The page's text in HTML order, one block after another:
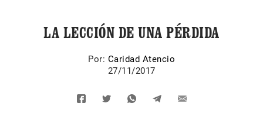
LA LECCIÓN DE UNA PÉRDIDA
Por: Caridad Atencio
27/11/2017